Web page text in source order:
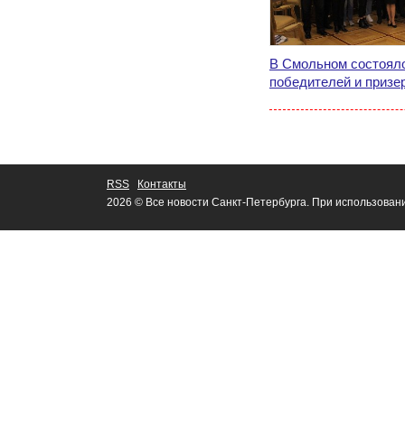
В Смольном
победителей и
RSS
Контакты
2026 © Все новости Санкт-Петербурга. При